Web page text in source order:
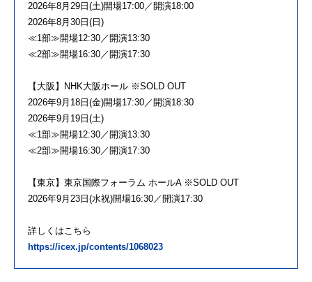
2026年8月29日(土)開場17:00／開演18:00
2026年8月30日(日)
≪1部≫開場12:30／開演13:30
≪2部≫開場16:30／開演17:30
【大阪】NHK大阪ホール ※SOLD OUT
2026年9月18日(金)開場17:30／開演18:30
2026年9月19日(土)
≪1部≫開場12:30／開演13:30
≪2部≫開場16:30／開演17:30
【東京】東京国際フォーラム ホールA ※SOLD OUT
2026年9月23日(水祝)開場16:30／開演17:30
詳しくはこちら
https://icex.jp/contents/1068023